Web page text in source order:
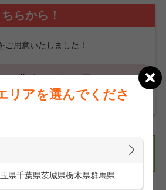
リアを選んでくださ
県千葉県茨城県栃木県群馬県
らから！
ご用意いたしました！